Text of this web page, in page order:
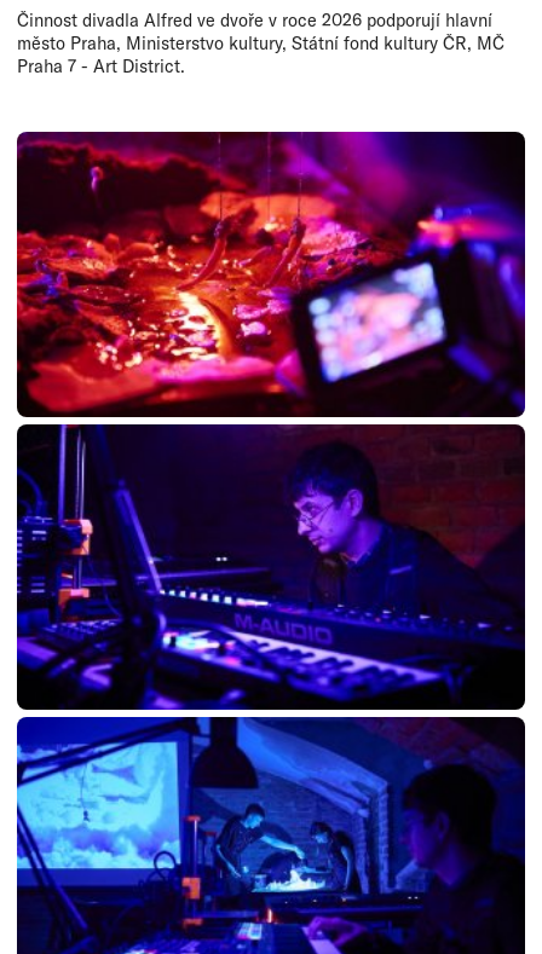
Činnost divadla Alfred ve dvoře v roce 2026 podporují hlavní
město Praha, Ministerstvo kultury, Státní fond kultury ČR, MČ
Praha 7 - Art District.